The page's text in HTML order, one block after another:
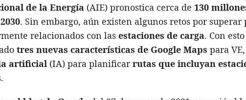
de la Energía (AIE) pronostica cerca de 130
. Sin embargo, aún existen algunos retos por superar
relacionados con las estaciones de carga. Con
tres nuevas características de Google Maps para
artificial (IA) para planificarrutas que incluyan